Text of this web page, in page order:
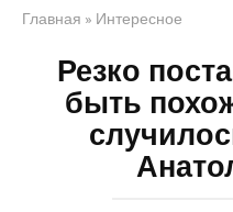
Главная » Интересное
Резко
быть